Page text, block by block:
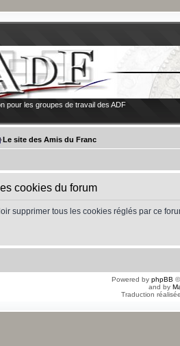
pour les groupes de travail des ADF
Le site des Amis du Franc
cookies du forum
supprimer tous les cookies réglés par ce
Powered by phpBB
and by
Traduction